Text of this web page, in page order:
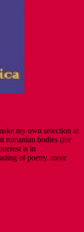
my own selection at
romanian bodies (for
is in
of poetry. more